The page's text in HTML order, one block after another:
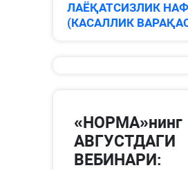
ЛАЁҚАТСИЗЛИК
(КАСАЛЛИК
«НОРМА»нинг
АВГУСТДАГИ
ВЕБИНАРИ: